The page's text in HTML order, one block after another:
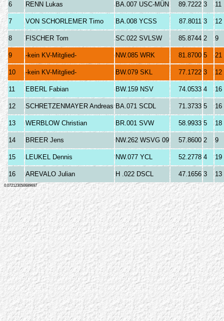
6 RENN Lukas BA.007 USC-MÜN 89.7222 3 11
7 VON SCHORLEMER Timo BA.008 YCSS 87.8011 3 12
8 FISCHER Tom SC.022 SVLSW 85.8744 2 9
9 -kein KV-Mitglied- NW.085 WRK 81.8700 5 21
10 -kein KV-Mitglied- BW.079 SKL 77.1722 3 12
11 EBERL Fabian BW.159 NSV 74.0533 4 16
12 SCHRETZENMAYER Andreas BA.071 SCDL 71.3733 5 16
13 WERBLOW Christian BR.001 SVW 58.9933 5 18
14 BREER Jens NW.262 WSVG 09 57.8600 2 9
15 LEUKEL Dennis NW.077 YCL 52.2778 4 19
16 AREVALO Julian H .022 DSCL 47.1656 3 13
0.072123050689697